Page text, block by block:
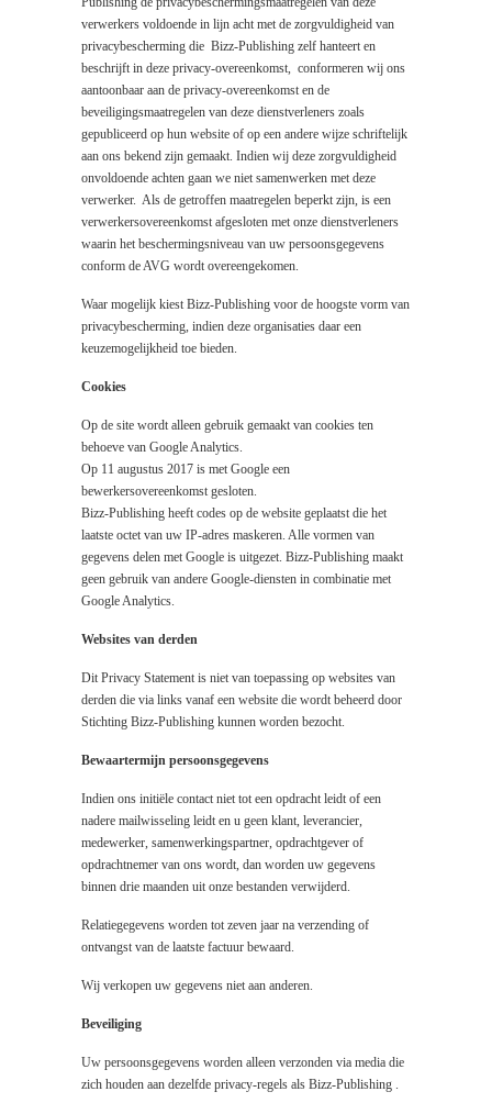
verwerkers voldoende in lijn acht met de zorgvuldigheid van
privacybescherming die Bizz-Publishing zelf hanteert en
beschrijft in deze privacy-overeenkomst, conformeren wij ons
aantoonbaar aan de privacy-overeenkomst en de
beveiligingsmaatregelen van deze dienstverleners zoals
gepubliceerd op hun website of op een andere wijze schriftelijk
aan ons bekend zijn gemaakt. Indien wij deze zorgvuldigheid
onvoldoende achten gaan we niet samenwerken met deze
verwerker. Als de getroffen maatregelen beperkt zijn, is een
verwerkersovereenkomst afgesloten met onze dienstverleners
waarin het beschermingsniveau van uw persoonsgegevens
conform de AVG wordt overeengekomen.
Waar mogelijk kiest Bizz-Publishing voor de hoogste vorm van
privacybescherming, indien deze organisaties daar een
keuzemogelijkheid toe bieden.
Cookies
Op de site wordt alleen gebruik gemaakt van cookies ten
behoeve van Google Analytics.
Op 11 augustus 2017 is met Google een
bewerkersovereenkomst gesloten.
Bizz-Publishing heeft codes op de website geplaatst die het
laatste octet van uw IP-adres maskeren. Alle vormen van
gegevens delen met Google is uitgezet. Bizz-Publishing maakt
geen gebruik van andere Google-diensten in combinatie met
Google Analytics.
Websites van derden
Dit Privacy Statement is niet van toepassing op websites van
derden die via links vanaf een website die wordt beheerd door
Stichting Bizz-Publishing kunnen worden bezocht.
Bewaartermijn persoonsgegevens
Indien ons initiële contact niet tot een opdracht leidt of een
nadere mailwisseling leidt en u geen klant, leverancier,
medewerker, samenwerkingspartner, opdrachtgever of
opdrachtnemer van ons wordt, dan worden uw gegevens
binnen drie maanden uit onze bestanden verwijderd.
Relatiegegevens worden tot zeven jaar na verzending of
ontvangst van de laatste factuur bewaard.
Wij verkopen uw gegevens niet aan anderen.
Beveiliging
Uw persoonsgegevens worden alleen verzonden via media die
zich houden aan dezelfde privacy-regels als Bizz-Publishing .